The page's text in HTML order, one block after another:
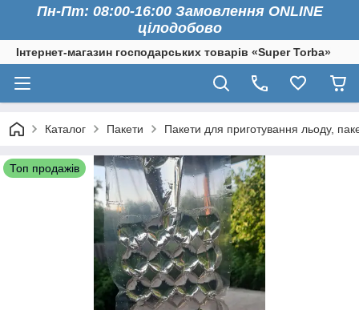
Пн-Пт: 08:00-16:00 Замовлення ONLINE
цілодобово
Інтернет-магазин господарських товарів «Super Torba»
Каталог Пакети Пакети для приготування льоду,
Топ продажів